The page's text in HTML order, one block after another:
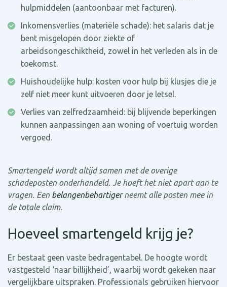
hulpmiddelen (aantoonbaar met facturen).
Inkomensverlies (materiële schade): het salaris dat je
bent misgelopen door ziekte of
arbeidsongeschiktheid, zowel in het verleden als in de
toekomst.
Huishoudelijke hulp: kosten voor hulp bij klusjes die je
zelf niet meer kunt uitvoeren door je letsel.
Verlies van zelfredzaamheid: bij blijvende beperkingen
kunnen aanpassingen aan woning of voertuig worden
vergoed.
Smartengeld wordt altijd samen met de overige
schadeposten onderhandeld. Je hoeft het niet apart aan te
vragen. Een belangenbehartigerneemt alle posten mee in
de totale claim.
Hoeveel smartengeld krijg je?
Er bestaat geen vaste bedragentabel. De hoogte wordt
vastgesteld ‘naar billijkheid’, waarbij wordt gekeken naar
vergelijkbare uitspraken. Professionals gebruiken hiervoor